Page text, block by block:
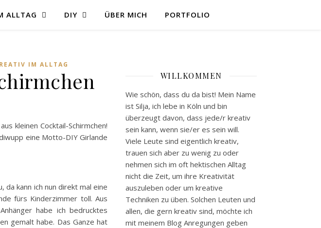
ALLTAG DIY ÜBER MICH PORTFOLIO
IM ALLTAG
kleinen Cocktail-Schirmchen!
eine Motto-DIY Girlande
da kann ich nun direkt mal eine
fürs Kinderzimmer toll. Aus
habe ich bedrucktes
gemalt habe. Das Ganze hat
WILLKOMMEN
Wie schön, dass du da bist! Mein Name
ist Silja, ich lebe in Köln und bin
überzeugt davon, dass jede/r kreativ
sein kann, wenn sie/er es sein will.
Viele Leute sind eigentlich kreativ,
trauen sich aber zu wenig zu oder
nehmen sich im oft hektischen Alltag
nicht die Zeit, um ihre Kreativität
auszuleben oder um kreative
Techniken zu üben. Solchen Leuten und
allen, die gern kreativ sind, möchte ich
mit meinem Blog Anregungen geben